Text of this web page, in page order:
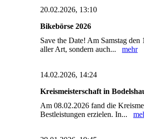
20.02.2026, 13:10
Bikebörse 2026
Save the Date! Am Samstag
aller Art, sondern auch... mehr
14.02.2026, 14:24
Kreismeisterschaft in
Am 08.02.2026 fand die
Bestleistungen erzielen. In...